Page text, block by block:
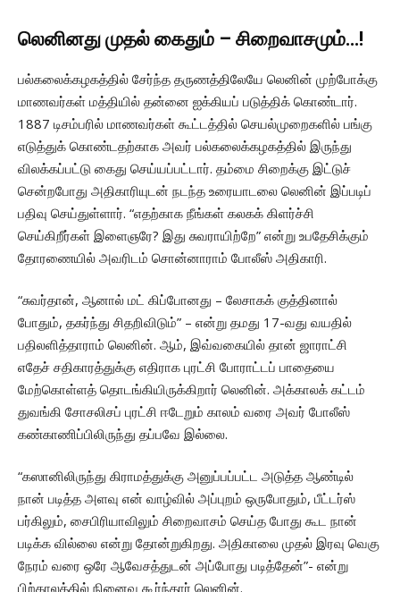
லெனினது முதல் கைதும் – சிறைவாசமும்…!
பல்கலைக்கழகத்தில் சேர்ந்த தருணத்திலேயே லெனின் முற்போக்கு
மாணவர்கள் மத்தியில் தன்னை ஐக்கியப் படுத்திக் கொண்டார்.
1887 டிசம்பரில் மாணவர்கள் கூட்டத்தில் செயல்முறைகளில் பங்கு
எடுத்துக் கொண்டதற்காக அவர் பல்கலைக்கழகத்தில் இருந்து
விலக்கப்பட்டு கைது செய்யப்பட்டார். தம்மை சிறைக்கு இட்டுச்
சென்றபோது அதிகாரியுடன் நடந்த உரையாடலை லெனின் இப்படிப்
பதிவு செய்துள்ளார். “எதற்காக நீங்கள் கலகக் கிளர்ச்சி
செய்கிறீர்கள் இளைஞரே? இது சுவராயிற்றே” என்று உபதேசிக்கும்
தோரணையில் அவரிடம் சொன்னாராம் போலீஸ் அதிகாரி.
“சுவர்தான், ஆனால் மட் கிப்போனது – லேசாகக் குத்தினால்
போதும், தகர்ந்து சிதறிவிடும்” – என்று தமது 17-வது வயதில்
பதிலளித்தாராம் ‌லெனின். ஆம், இவ்வகையில் தான் ஜாராட்சி
எதேச் சதிகாரத்துக்கு எதிராக புரட்சி போராட்டப் பாதையை
மேற்கொள்ளத் தொடங்கியிருக்கிறார் லெனின். அக்காலக் கட்டம்
துவங்கி சோசலிசப் புரட்சி ஈடேறும் காலம் வரை அவர் போலீஸ்
கண்காணிப்பிலிருந்து தப்பவே இல்லை.
“கஸானிலிருந்து கிராமத்துக்கு அனுப்பப்பட்ட அடுத்த ஆண்டில்
நான் படித்த அளவு என் வாழ்வில் அப்புறம் ஒருபோதும், பீட்டர்ஸ்
பர்கிலும், சைபிரியாவிலும் சிறைவாசம் செய்த போது கூட நான்
படிக்க வில்லை என்று தோன்றுகிறது. அதிகாலை முதல் இரவு வெகு
நேரம் வரை ஒரே ஆவேசத்துடன் அப்போது படித்தேன்”- என்று
பிற்காலத்தில் நினைவு கூர்ந்தார் லெனின்.